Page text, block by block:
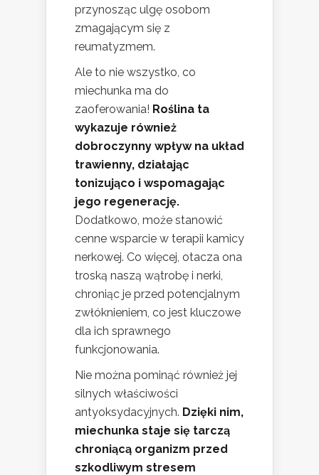
przynosząc ulgę osobom
zmagającym się z
reumatyzmem.
Ale to nie wszystko, co
miechunka ma do
zaoferowania! Roślina ta
wykazuje również
dobroczynny wpływ na układ
trawienny, działając
tonizująco i wspomagając
jego regenerację.
Dodatkowo, może stanowić
cenne wsparcie w terapii kamicy
nerkowej. Co więcej, otacza ona
troską naszą wątrobę i nerki,
chroniąc je przed potencjalnym
zwłóknieniem, co jest kluczowe
dla ich sprawnego
funkcjonowania.
Nie można pominąć również jej
silnych właściwości
antyoksydacyjnych. Dzięki nim,
miechunka staje się tarczą
chroniącą organizm przed
szkodliwym stresem